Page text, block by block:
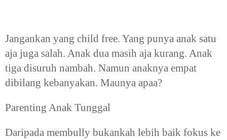
Jangankan yang child free. Yang punya anak satu
aja juga salah. Anak dua masih aja kurang. Anak
tiga disuruh nambah. Namun anaknya empat
dibilang kebanyakan. Maunya apaa?
Parenting Anak Tunggal
Daripada membully bukankah lebih baik fokus ke